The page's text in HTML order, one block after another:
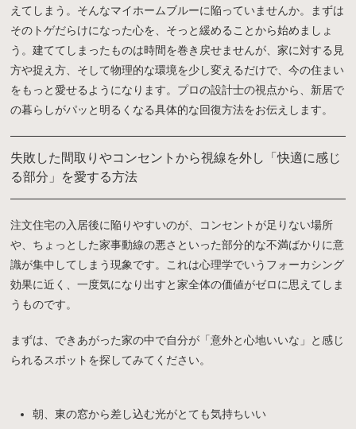
えてしまう。そんなマイホームブルーに陥っていませんか。まずは
そのトゲだらけになった心を、そっと緩めることから始めましょ
う。建ててしまったものは時間を巻き戻せませんが、家に対する見
方や捉え方、そして物理的な環境を少し変えるだけで、今の住まい
をもっと愛せるようになります。プロの設計士の視点から、新居で
の暮らしがパッと明るくなる具体的な回復方法をお伝えします。
失敗した間取りやコンセントから視線を外し「快適に感じ
る部分」を愛する方法
注文住宅の入居後に陥りやすいのが、コンセントが足りない場所
や、ちょっとした家事動線の悪さといった部分的な不満ばかりに意
識が集中してしまう現象です。これは心理学でいうフォーカシング
効果に近く、一度気になり出すと家全体の価値がゼロに思えてしま
うものです。
まずは、できあがった家の中で自分が「意外と心地いいな」と感じ
られるスポットを探してみてください。
朝、東の窓から差し込む光がとても気持ちいい